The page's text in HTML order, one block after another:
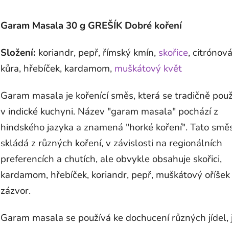
Garam Masala 30 g GREŠÍK Dobré koření
Složení: koriandr, pepř, římský kmín, skořice, citrónová
kůra, hřebíček, kardamom, muškátový květ
Garam masala je kořenící směs, která se tradičně
v indické kuchyni. Název "garam masala" pochází z
hindského jazyka a znamená "horké koření". Tato
skládá z různých koření, v závislosti na regionálních
preferencích a chutích, ale obvykle obsahuje skořici,
kardamom, hřebíček, koriandr, pepř, muškátový oříšek
zázvor.
Garam masala se používá ke dochucení různých jídel,